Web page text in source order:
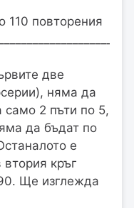
110 повторения
две
няма да
2 пъти по 5,
да бъдат по
е
кръг
Ще изглежда